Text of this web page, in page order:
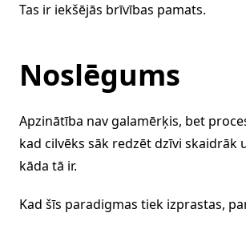
Tas ir iekšējās brīvības pamats.
Noslēgums
Apzinātība nav galamērķis, bet
kad cilvēks sāk redzēt dzīvi skaidrāk
kāda tā ir.
Kad šīs paradigmas tiek izprastas,